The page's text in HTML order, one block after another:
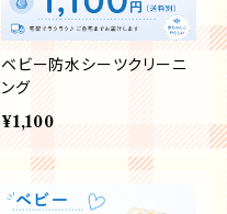
ベビー防水シーツクリーニ
ング
¥1,100